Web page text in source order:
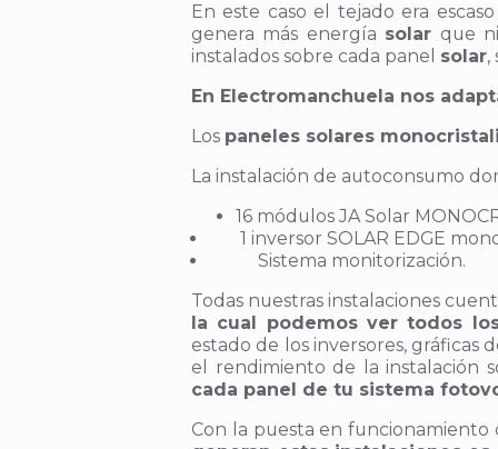
En este caso el tejado era
genera más energía solar que
instalados sobre cada panel solar,
En Electromanchuela nos
Los paneles solares
La instalación de autoconsumo
16 módulos JA Solar
1 inversor SOLAR EDGE
Sistema monitorización.
Todas nuestras instalaciones
la cual podemos ver todos
estado de los inversores,
el rendimiento de la instalación
cada panel de tu sistema
Con la puesta en